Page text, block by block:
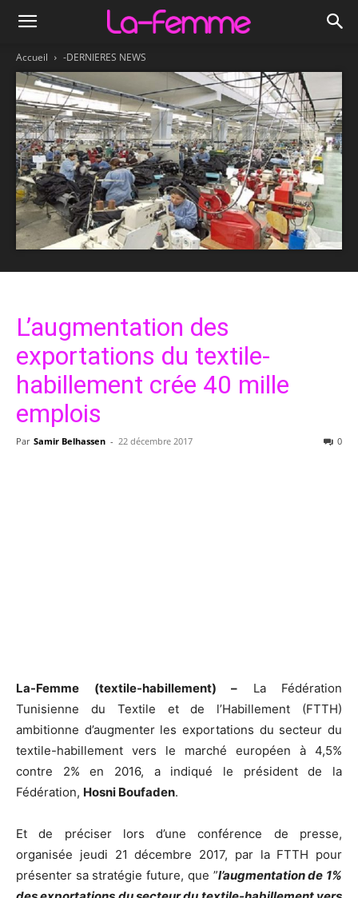
Accueil -DERNIERES NEWS
L’augmentation des
exportations du textile-
habillement crée 40 mille
emplois
Par Samir Belhassen - 22 décembre 2017 0
La-Femme (textile-habillement) – La Fédération
Tunisienne du Textile et de l’Habillement (FTTH)
ambitionne d’augmenter les exportations du secteur du
textile-habillement vers le marché européen à 4,5%
contre 2% en 2016, a indiqué le président de la
Fédération, Hosni Boufaden.
Et de préciser lors d’une conférence de presse,
organisée jeudi 21 décembre 2017, par la FTTH pour
présenter sa stratégie future, que ”l’augmentation de 1%